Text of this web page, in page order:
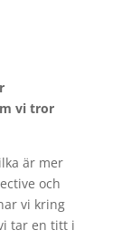
vi tror
är mer
och
vi kring
tar en titt i